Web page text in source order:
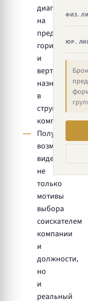
диагностики
на
предмет
и
вертикальных
назначений
в
структуре
компании
Получить
возможность
видеть
не
только
мотивы
выбора
соискателем
компании
и
должности,
но
и
реальный
ФИЗ.
ЮР.